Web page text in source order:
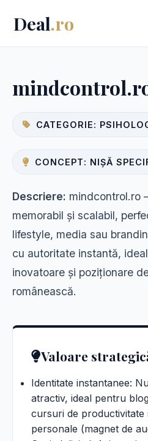
Deal.ro
CATEGORIE:
CONCEPT: NIȘĂ
Descriere: mindcontrol.ro
memorabil și scalabil,
lifestyle, media sau
cu autoritate instantă,
inovatoare și poziționare
românească.
Valoare
Identitate instantanee:
atractiv, ideal pentru
cursuri de productivitate
personale (magnet de